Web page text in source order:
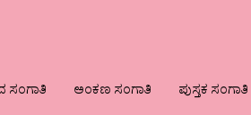
ಸಂಗಾತಿ ಅಂಕಣ ಸಂಗಾತಿ ಪುಸ್ತಕ ಸಂಗಾತಿ